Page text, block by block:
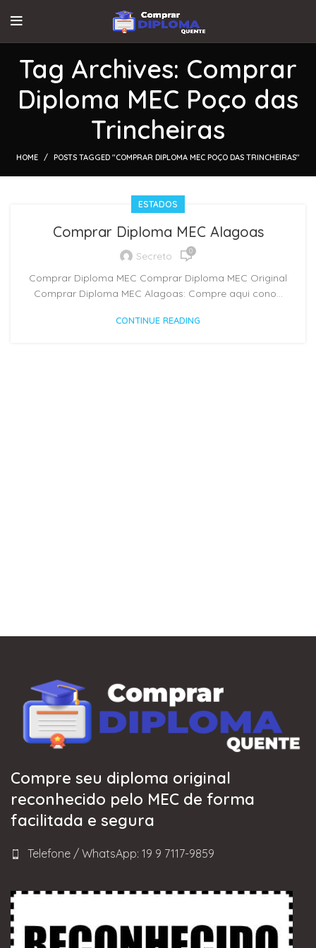
Tag Archives: Comprar
Diploma MEC Poço das
Trincheiras
HOME POSTS TAGGED "COMPRAR DIPLOMA MEC POÇO DAS TRINCHEIRAS"
ESTADOS
Comprar Diploma MEC Alagoas
Secreto 0
Comprar Diploma MEC Comprar Diploma MEC Original
Comprar Diploma MEC Alagoas: Compre aqui cono...
CONTINUE READING
Compre seu diploma original
reconhecido pelo MEC de forma
facilitada e segura
Telefone / WhatsApp: 19 9 7117-9859